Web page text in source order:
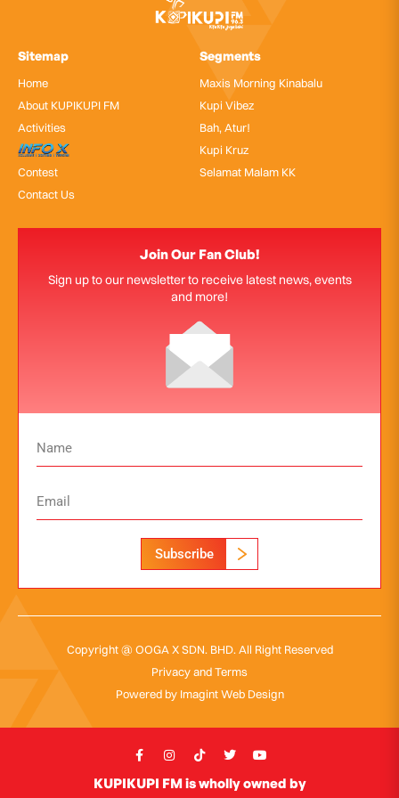
Sitemap
Home
About KUPIKUPI FM
Activities
InfoX
Contest
Contact Us
Segments
Maxis Morning Kinabalu
Kupi Vibez
Bah, Atur!
Kupi Kruz
Selamat Malam KK
Join Our Fan Club!
Sign up to our newsletter to receive latest news, events
and more!
Subscribe
Copyright @ OOGA X SDN. BHD. All Right Reserved
Privacy and Terms
Powered by Imagint Web Design
KUPIKUPI FM is wholly owned by